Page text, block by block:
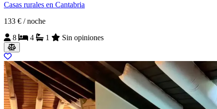
Casas rurales en Cantabria
133 € / noche
8
4 1 Sin opiniones